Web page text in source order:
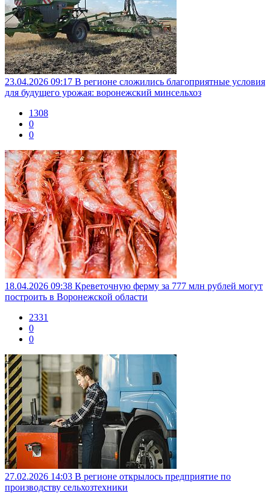
23.04.2026 09:17 В регионе сложились благоприятные условия
для будущего урожая: воронежский минсельхоз
1308
0
0
18.04.2026 09:38 Креветочную ферму за 777 млн рублей могут
построить в Воронежской области
2331
0
0
27.02.2026 14:03 В регионе открылось предприятие по
производству сельхозтехники